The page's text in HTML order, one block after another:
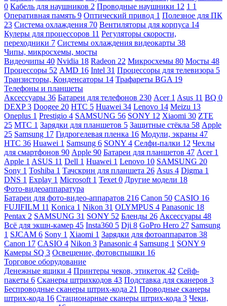
0 Кабель для наушников 2 Проводные наушники 12 1 1
Оперативная память 9 Оптический привод 1 Полезное для ПК
23 Система охлаждения 70 Вентиляторы для корпуса 14
Кулеры для процессоров 11 Регуляторы скорости,
переходники 7 Системы охлаждения видеокарты 38
Чипы, микросхемы, мосты
Видеочипы 40 Nvidia 18 Radeon 22 Микросхемы 80 Мосты 48
Процессоры 52 AMD 16 Intel 31 Процессоры для телевизора 5
Транзисторы, Конденсаторы 14 Трафареты BGA 19
Телефоны и планшеты
Аксессуары 36 Батареи для телефонов 230 Acer 1 Asus 11 BQ 0
DEXP3 Doogee 20 HTC 5 Huawei 34 Lenovo 14 Meizu 13
Oneplus 1 Prestigio 4 SAMSUNG 56 SONY 12 Xiaomi 30 ZTE
25 МТС 1 Зарядки для планшетов 5 Защитные стёкла 58 Apple
25 Samsung 17 Гидрогелевая пленка 16 Модули, экраны 47
HTC 36 Huawei 1 Samsung 6 SONY 4 Селфи-палки 12 Чехлы
для смартфонов 90 Apple 90 Батареи для планшетов 47 Acer 1
Apple 1 ASUS 11 Dell 1 Huawei 1 Lenovo 10 SAMSUNG 20
Sony 1 Toshiba 1 Тачскрин для планшета 26 Asus 4 Digma 1
DNS 1 Explay 1 Microsoft 1 Texet 0 Другие модели 18
Фото-видеоаппаратура
Батареи для фото-видео-аппаратов 216 Canon 50 CASIO 16
FUJIFILM 11 Konica 1 Nikon 31 OLYMPUS 4 Panasonic 18
Pentax 2 SAMSUNG 31 SONY 52 Бленды 26 Аксессуары 48
Всё для экшн-камер 45 Insta360 5 Dji 8 GoPro Hero 27 Samsung
1 SJCAM 6 Sony 1 Xiaomi 1 Зарядки для фотоаппаратов 38
Canon 17 CASIO 4 Nikon 3 Panasonic 4 Samsung 1 SONY 9
Камеры SQ 3 Освещение, фотовспышки 16
Торговое оборудование
Денежные ящики 4 Принтеры чеков, этикеток 42 Сейф-
пакеты 6 Сканеры штрихкодов 43 Подставка для сканеров 3
Беспроводные сканеры штрих-кода 21 Проводные сканеры
штрих-кода 16 Стационарные сканеры штрих-кода 3 Чеки,